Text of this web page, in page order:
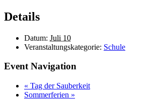
Details
Datum: Juli 10
Veranstaltungskategorie: Schule
Event Navigation
« Tag der Sauberkeit
Sommerferien »